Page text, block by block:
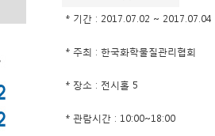
* 기간 : 2017.07.02 ~ 2017.07.04
* 주최 : 한국화학물질관리협회
* 장소 : 전시홀 5
* 관람시간 : 10:00~18:00